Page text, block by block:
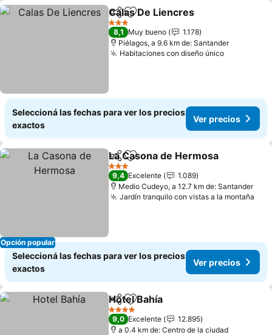
CompartirAñadir a favoritos
Calas De Liencres
3 Estrellas
8,1 Muy bueno
1.178
Piélagos, a 9.6 km de: Santander
Habitaciones con diseño únicoVer
Seleccioná las fechas para ver los precios
exactos
Ver precios
Opción popular
CompartirAñadir a favoritos
La Casona de Hermosa
3 Estrellas
9,4 Excelente
1.089
Medio Cudeyo, a 12.7 km de: Santander
Jardín tranquilo con vistas a la montaña
Seleccioná las fechas para ver los precios
exactos
Ver precios
CompartirAñadir a favoritos
Hotel Bahía
4 Estrellas
9,0 Excelente
12.895
a 0.4 km de: Centro de la ciudad